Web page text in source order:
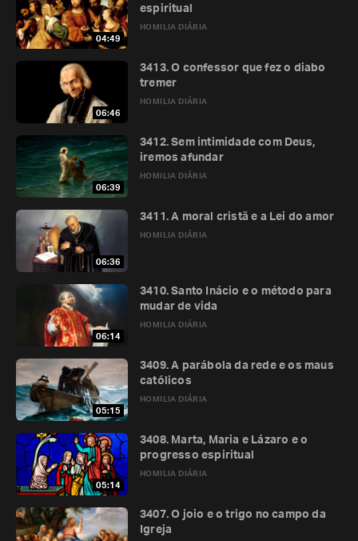
04:49
HOMILIA DIÁRIA
espiritual
06:46
HOMILIA DIÁRIA
3413. O confessor que fez o diabo
tremer
06:39
HOMILIA DIÁRIA
3412. Sem intimidade com Deus,
iremos afundar
06:36
HOMILIA DIÁRIA
3411. A moral cristã e a Lei do amor
06:14
HOMILIA DIÁRIA
3410. Santo Inácio e o método para
mudar de vida
05:15
HOMILIA DIÁRIA
3409. A parábola da rede e os maus
católicos
05:14
HOMILIA DIÁRIA
3408. Marta, Maria e Lázaro e o
progresso espiritual
3407. O joio e o trigo no campo da
Igreja